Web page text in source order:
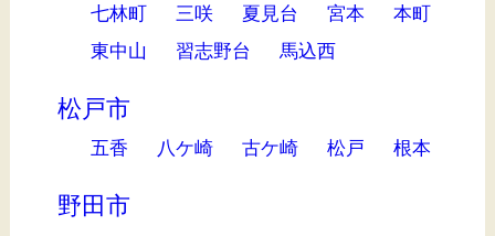
七林町 三咲 夏見台 宮本
本町
東中山
習志野台 馬込西
松戸市
五香 八ケ崎 古ケ崎 松戸 根本
野田市